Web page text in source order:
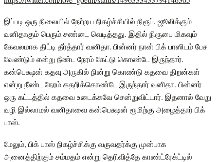
இப்படி ஒரு நிலையில் நேற்றய நிகழ்ச்சியில் நிரூப், ஜூலிக்கும்
வனிதாகும் பெரும் சண்டை வெடித்தது. இதில் நிரூபை மிகவும்
கேவலமாக திட்டி தீர்த்தார் வனிதா. பின்னர் நான் பிக் பாஸிடம் பேச
வேண்டும் என்று நீண்ட நேரம் கேட்டு கொண்டே இருந்தார்.
கன்பெக்ஷன் கதவு அருகில் நின்று கொண்டு கதவை திறன்கள்
என்று நீண்ட நேரம் கதறிக்கொண்டே இருந்தார் வனிதா. பின்னர்
ஒரு கட்டத்தில் கதவை உடைக்கவே சென்றுவிட்டார். இதனால் வேறு
வழி இல்லாமல் வனிதாவை கன்பெக்ஷன் ரூமிற்கு அழைத்தார் பிக்
பாஸ்.
மேலும், பிக் பாஸ் நிகழ்ச்சிக்கு வருவதர்க்கு முன்பாக
அனைத்திற்கும் சம்மதம் என்று தெரிவித்தே காண்ட்ரேக்ட்டில்